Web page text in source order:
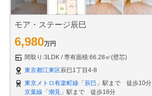
モア・ステージ辰巳
6,980万円
間取り:3LDK
専有面積:66.28㎡(壁芯)
東京都江東区辰巳1丁目4-8
東京メトロ有楽町線 「 辰巳 」駅まで 徒歩10分
京葉線 「 潮見 」駅まで 徒歩18分